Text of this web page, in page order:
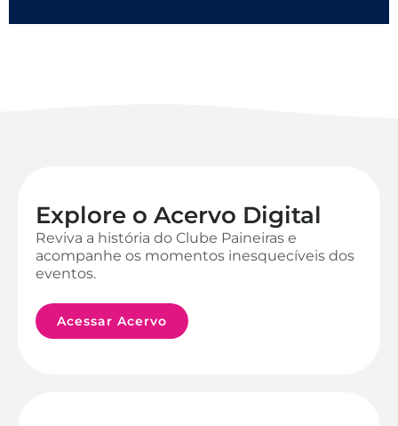
Explore o Acervo Digital
Reviva a história do Clube Paineiras e
acompanhe os momentos inesquecíveis dos
eventos.
Acessar Acervo